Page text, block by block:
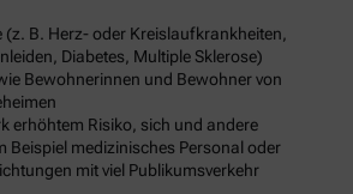
B. Herz- oder Kreislaufkrankheiten,
Diabetes, Multiple Sklerose)
Bewohnerinnen und Bewohner von
erhöhtem Risiko, sich und andere
Beispiel medizinisches Personal oder
mit viel Publikumsverkehr